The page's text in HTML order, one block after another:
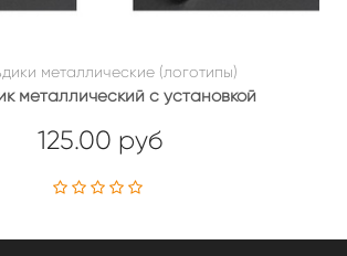
металлические (логотипы)
металлический с установкой
125.00 руб